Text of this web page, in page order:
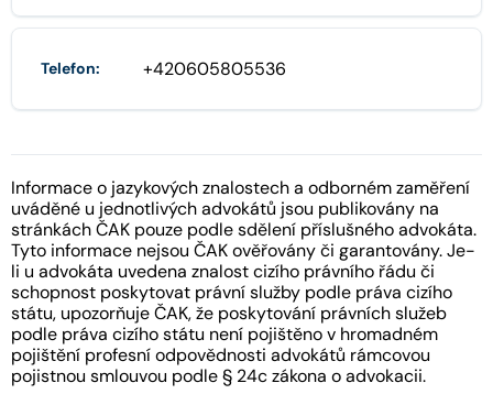
Telefon: +420605805536
Informace o jazykových znalostech a odborném zaměření
uváděné u jednotlivých advokátů jsou publikovány na
stránkách ČAK pouze podle sdělení příslušného advokáta.
Tyto informace nejsou ČAK ověřovány či garantovány. Je-
li u advokáta uvedena znalost cizího právního řádu či
schopnost poskytovat právní služby podle práva cizího
státu, upozorňuje ČAK, že poskytování právních služeb
podle práva cizího státu není pojištěno v hromadném
pojištění profesní odpovědnosti advokátů rámcovou
pojistnou smlouvou podle § 24c zákona o advokacii.